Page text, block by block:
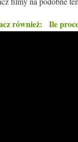
również: Ile